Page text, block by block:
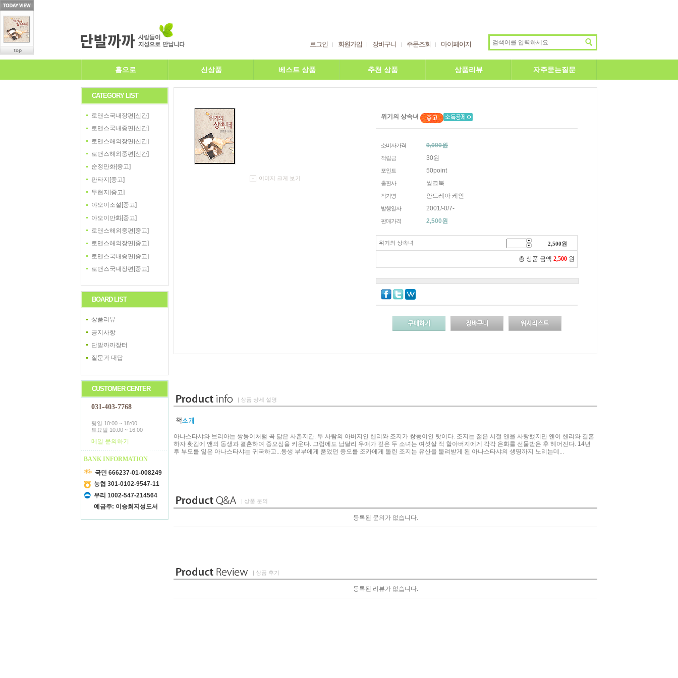
로그인 회원가입 장바구니 주문조회 마이페이지
홈으로 신상품 베스트 상품 추천 상품 상품리뷰 자주묻는질문
CATEGORY LIST
로맨스국내장편[신간]
로맨스국내중편[신간]
로맨스해외장편[신간]
로맨스해외중편[신간]
순정만화[중고]
판타지[중고]
무협지[중고]
야오이소설[중고]
야오이만화[중고]
로맨스해외중편[중고]
로맨스해외장편[중고]
로맨스국내중편[중고]
로맨스국내장편[중고]
BOARD LIST
상품리뷰
공지사항
단발까까장터
질문과 대답
CUSTOMER CENTER
031-403-7768
평일 10:00 ~ 18:00
토요일 10:00 ~ 16:00
메일 문의하기
BANK INFORMATION
국민 666237-01-008249
농협 301-0102-9547-11
우리 1002-547-214564
예금주: 이승희지성도서
이미지 크게 보기
위기의 상속녀
소비자가격 9,000원
적립금 30원
포인트 50point
출판사 씽크북
작가명 안드레아 케인
발행일자 2001/-0/7-
판매가격 2,500원
위기의 상속녀 2,500원
총 상품 금액 2,500 원
| 상품 상세 설명
아나스타샤와 브리아는 쌍둥이처럼 꼭 닮은 사촌지간. 두 사람의 아버지인 헨리와 조지가 쌍둥이인 탓이다. 조지는 젊은 시절 앤을 사랑했지만 앤이 헨리와 결혼
하자 홧김에 앤의 동생과 결혼하여 증오심을 키운다. 그럼에도 남달리 우애가 깊은 두 소녀는 여섯살 적 할아버지에게 각각 은화를 선물받은 후 헤어진다. 14년
후 부모를 잃은 아나스타샤는 귀국하고...동생 부부에게 품었던 증오를 조카에게 돌린 조지는 유산을 물려받게 된 아나스타샤의 생명까지 노리는데...
| 상품 문의
등록된 문의가 없습니다.
| 상품 후기
등록된 리뷰가 없습니다.